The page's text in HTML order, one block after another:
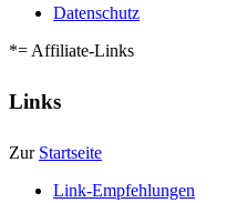
Datenschutz
*= Affiliate-Links
Links
Zur Startseite
Link-Empfehlungen